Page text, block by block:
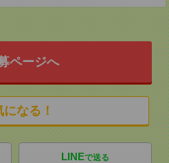
ページへ
になる！
LINEで送る